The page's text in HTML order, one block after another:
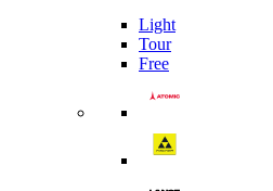
Light
Tour
Free